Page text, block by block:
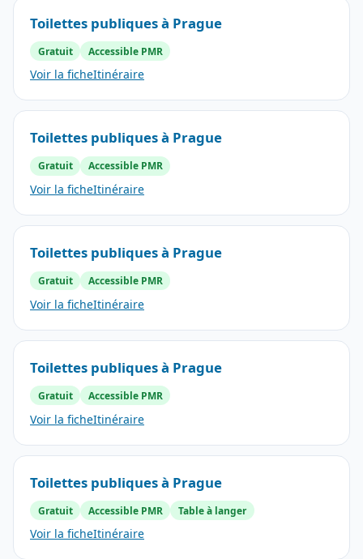
Toilettes publiques à Prague
Gratuit Accessible PMR
Voir la ficheItinéraire
Toilettes publiques à Prague
Gratuit Accessible PMR
Voir la ficheItinéraire
Toilettes publiques à Prague
Gratuit Accessible PMR
Voir la ficheItinéraire
Toilettes publiques à Prague
Gratuit Accessible PMR
Voir la ficheItinéraire
Toilettes publiques à Prague
Gratuit Accessible PMR Table à langer
Voir la ficheItinéraire